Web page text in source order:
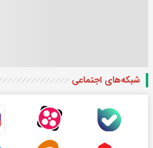
شبکه‌های اجتماعی